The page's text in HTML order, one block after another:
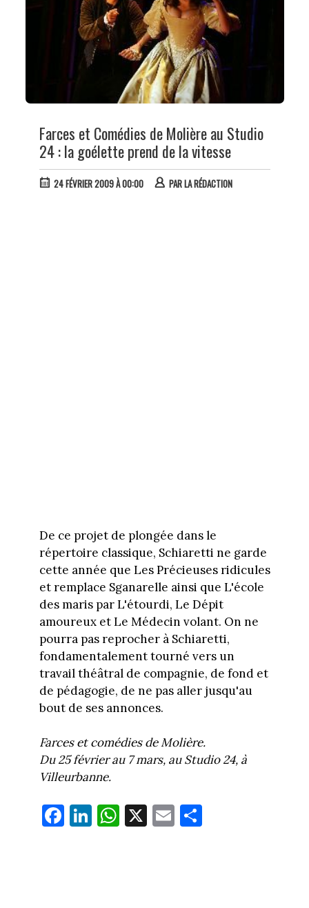
Farces et Comédies de Molière au Studio
24 : la goélette prend de la vitesse
24 FÉVRIER 2009 À 00:00 PARLA RÉDACTION
De ce projet de plongée dans le
répertoire classique, Schiaretti ne garde
cette année que Les Précieuses ridicules
et remplace Sganarelle ainsi que L'école
des maris par L'étourdi, Le Dépit
amoureux et Le Médecin volant. On ne
pourra pas reprocher à Schiaretti,
fondamentalement tourné vers un
travail théâtral de compagnie, de fond et
de pédagogie, de ne pas aller jusqu'au
bout de ses annonces.
Farces et comédies de Molière.
Du 25 février au 7 mars, au Studio 24, à
Villeurbanne.
Fa
ce
Li
nk
W
ha
X E
m
Pa
rt